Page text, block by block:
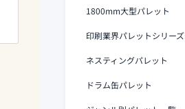
1800mm大型パレット
印刷業界パレットシリーズ
ネスティングパレット
ドラム缶パレット